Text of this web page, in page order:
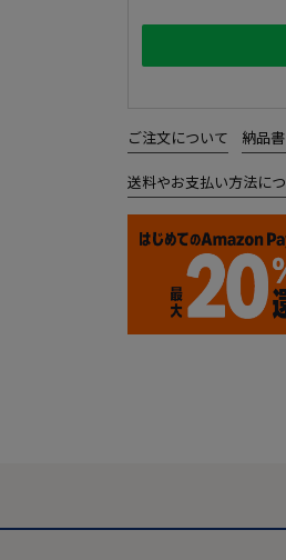
ご注文について 納品
送料やお支払い方法に